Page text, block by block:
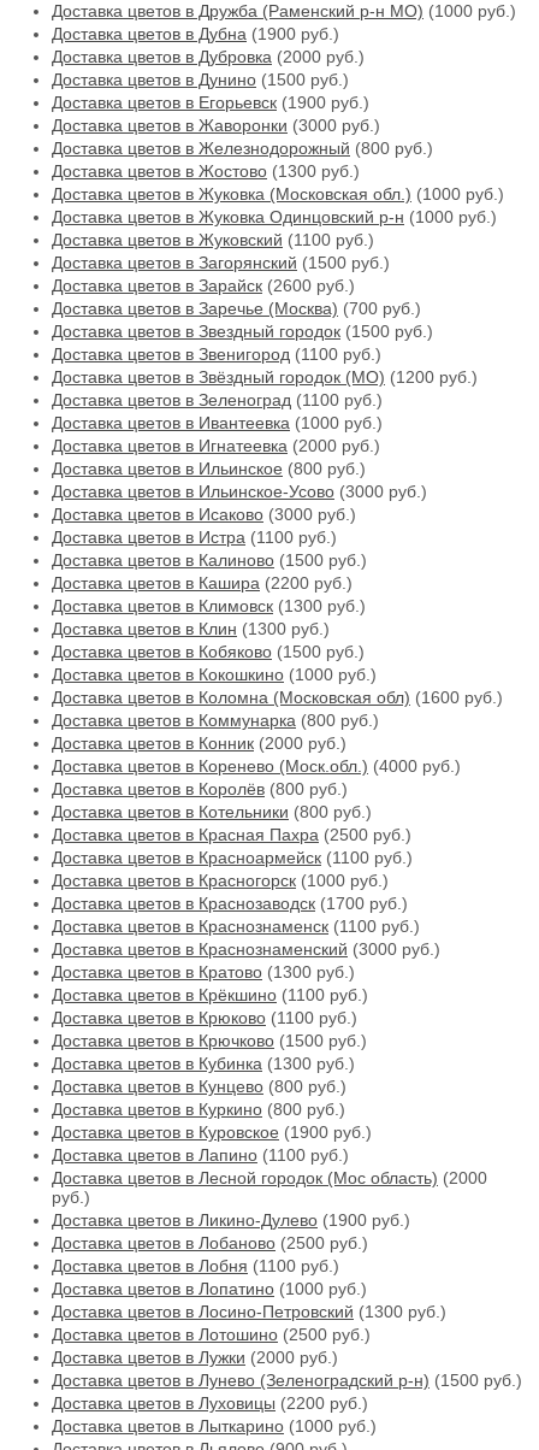
Доставка цветов в Дружба (Раменский р-н МО) (1000 руб.)
Доставка цветов в Дубна (1900 руб.)
Доставка цветов в Дубровка (2000 руб.)
Доставка цветов в Дунино (1500 руб.)
Доставка цветов в Егорьевск (1900 руб.)
Доставка цветов в Жаворонки (3000 руб.)
Доставка цветов в Железнодорожный (800 руб.)
Доставка цветов в Жостово (1300 руб.)
Доставка цветов в Жуковка (Московская обл.) (1000 руб.)
Доставка цветов в Жуковка Одинцовский р-н (1000 руб.)
Доставка цветов в Жуковский (1100 руб.)
Доставка цветов в Загорянский (1500 руб.)
Доставка цветов в Зарайск (2600 руб.)
Доставка цветов в Заречье (Москва) (700 руб.)
Доставка цветов в Звездный городок (1500 руб.)
Доставка цветов в Звенигород (1100 руб.)
Доставка цветов в Звёздный городок (МО) (1200 руб.)
Доставка цветов в Зеленоград (1100 руб.)
Доставка цветов в Ивантеевка (1000 руб.)
Доставка цветов в Игнатеевка (2000 руб.)
Доставка цветов в Ильинское (800 руб.)
Доставка цветов в Ильинское-Усово (3000 руб.)
Доставка цветов в Исаково (3000 руб.)
Доставка цветов в Истра (1100 руб.)
Доставка цветов в Калиново (1500 руб.)
Доставка цветов в Кашира (2200 руб.)
Доставка цветов в Климовск (1300 руб.)
Доставка цветов в Клин (1300 руб.)
Доставка цветов в Кобяково (1500 руб.)
Доставка цветов в Кокошкино (1000 руб.)
Доставка цветов в Коломна (Московская обл) (1600 руб.)
Доставка цветов в Коммунарка (800 руб.)
Доставка цветов в Конник (2000 руб.)
Доставка цветов в Коренево (Моск.обл.) (4000 руб.)
Доставка цветов в Королёв (800 руб.)
Доставка цветов в Котельники (800 руб.)
Доставка цветов в Красная Пахра (2500 руб.)
Доставка цветов в Красноармейск (1100 руб.)
Доставка цветов в Красногорск (1000 руб.)
Доставка цветов в Краснозаводск (1700 руб.)
Доставка цветов в Краснознаменск (1100 руб.)
Доставка цветов в Краснознаменский (3000 руб.)
Доставка цветов в Кратово (1300 руб.)
Доставка цветов в Крёкшино (1100 руб.)
Доставка цветов в Крюково (1100 руб.)
Доставка цветов в Крючково (1500 руб.)
Доставка цветов в Кубинка (1300 руб.)
Доставка цветов в Кунцево (800 руб.)
Доставка цветов в Куркино (800 руб.)
Доставка цветов в Куровское (1900 руб.)
Доставка цветов в Лапино (1100 руб.)
Доставка цветов в Лесной городок (Мос область) (2000
руб.)
Доставка цветов в Ликино-Дулево (1900 руб.)
Доставка цветов в Лобаново (2500 руб.)
Доставка цветов в Лобня (1100 руб.)
Доставка цветов в Лопатино (1000 руб.)
Доставка цветов в Лосино-Петровский (1300 руб.)
Доставка цветов в Лотошино (2500 руб.)
Доставка цветов в Лужки (2000 руб.)
Доставка цветов в Лунево (Зеленоградский р-н) (1500 руб.)
Доставка цветов в Луховицы (2200 руб.)
Доставка цветов в Лыткарино (1000 руб.)